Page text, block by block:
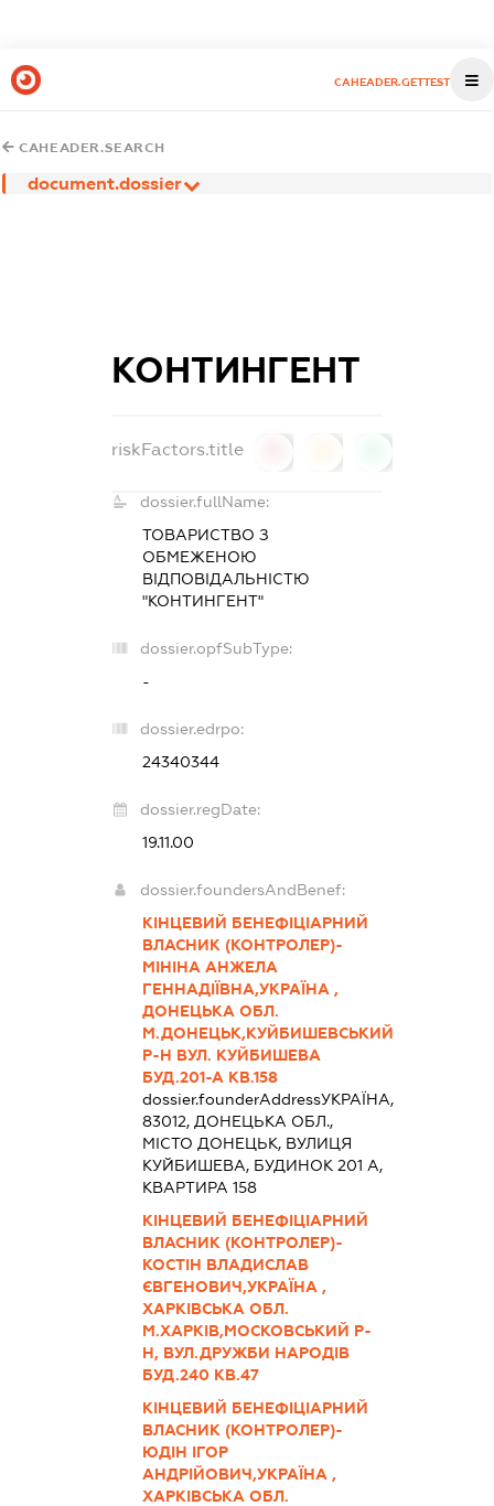
CAHEADER.GETTEST
CAHEADER.SEARCH
document.dossier
КОНТИНГЕНТ
riskFactors.title
dossier.fullName:
ТОВАРИСТВО З
ОБМЕЖЕНОЮ
ВІДПОВІДАЛЬНІСТЮ
"КОНТИНГЕНТ"
dossier.opfSubType:
-
dossier.edrpo:
24340344
dossier.regDate:
19.11.00
dossier.foundersAndBenef:
КІНЦЕВИЙ БЕНЕФІЦІАРНИЙ
ВЛАСНИК (КОНТРОЛЕР)-
МІНІНА АНЖЕЛА
ГЕННАДІЇВНА,УКРАЇНА ,
ДОНЕЦЬКА ОБЛ.
М.ДОНЕЦЬК,КУЙБИШЕВСЬКИЙ
Р-Н ВУЛ. КУЙБИШЕВА
БУД.201-А КВ.158
dossier.founderAddressУКРАЇНА,
83012, ДОНЕЦЬКА ОБЛ.,
МІСТО ДОНЕЦЬК, ВУЛИЦЯ
КУЙБИШЕВА, БУДИНОК 201 А,
КВАРТИРА 158
КІНЦЕВИЙ БЕНЕФІЦІАРНИЙ
ВЛАСНИК (КОНТРОЛЕР)-
КОСТІН ВЛАДИСЛАВ
ЄВГЕНОВИЧ,УКРАЇНА ,
ХАРКІВСЬКА ОБЛ.
М.ХАРКІВ,МОСКОВСЬКИЙ Р-
Н, ВУЛ.ДРУЖБИ НАРОДІВ
БУД.240 КВ.47
КІНЦЕВИЙ БЕНЕФІЦІАРНИЙ
ВЛАСНИК (КОНТРОЛЕР)-
ЮДІН ІГОР
АНДРІЙОВИЧ,УКРАЇНА ,
ХАРКІВСЬКА ОБЛ.